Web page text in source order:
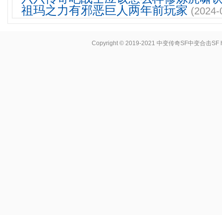
祖玛之力有邪恶巨人两年前玩家
Copyright © 2019-2021 中变传奇SF中变合击SF